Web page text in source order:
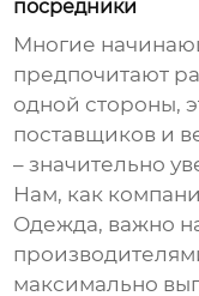
посредники
Многие
предпочитают
одной стороны,
поставщиков и
– значительно
Нам, как
Одежда, важно
максимально